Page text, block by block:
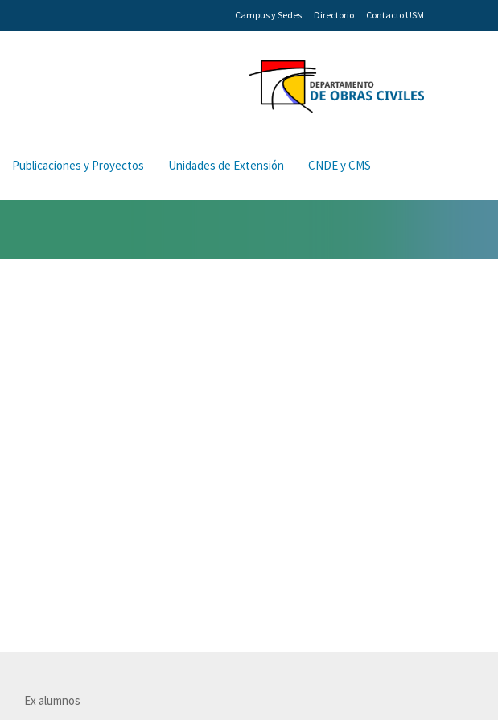
Campus y Sedes Directorio Contacto USM
Publicaciones y Proyectos Unidades de Extensión CNDE y CMS
Ex alumnos